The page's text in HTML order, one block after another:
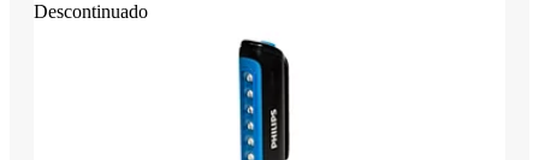
Descontinuado